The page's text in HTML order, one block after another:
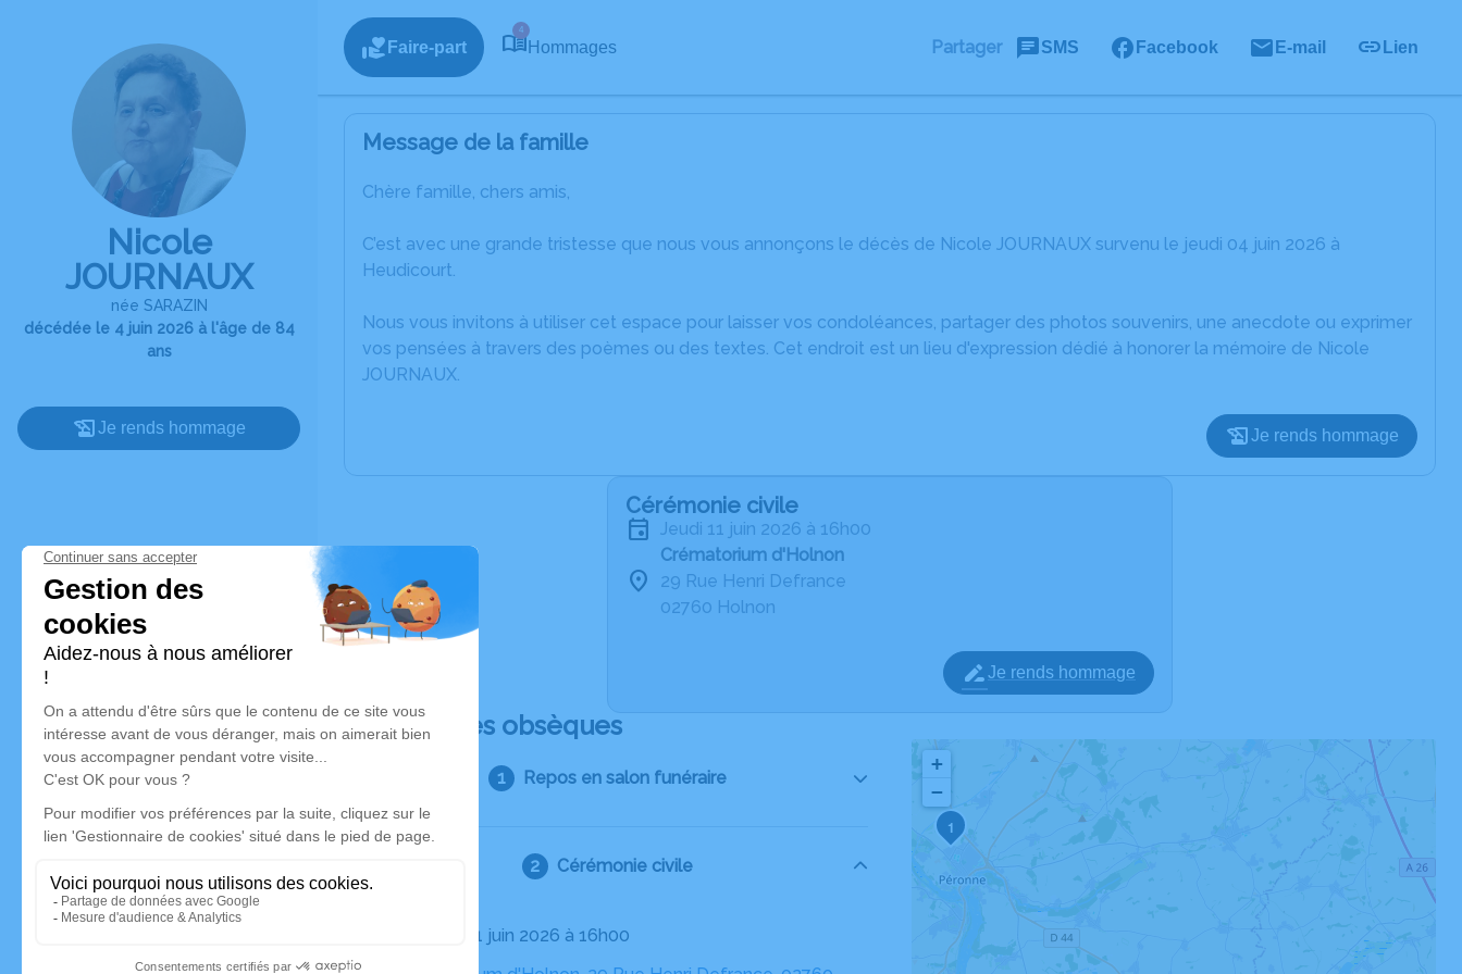
Nicole
JOURNAUX
née SARAZIN
décédée le 4 juin 2026 à l'âge de 84
ans
Je rends hommage
Faire-part
4
Hommages Partager SMS Facebook E-mail Lien
Message de la famille
Chère famille, chers amis,
C’est avec une grande tristesse que nous vous annonçons le décès de Nicole JOURNAUX survenu le jeudi 04 juin 2026 à
Heudicourt.
Nous vous invitons à utiliser cet espace pour laisser vos condoléances, partager des photos souvenirs, une anecdote ou exprimer
vos pensées à travers des poèmes ou des textes. Cet endroit est un lieu d'expression dédié à honorer la mémoire de Nicole
JOURNAUX.
Je rends hommage
Cérémonie civile
jeudi 11 juin 2026 à 16h00
Crématorium d'Holnon
29 Rue Henri Defrance
02760 Holnon
Je rends hommage
Déroulé des obsèques
Repos en salon funéraire
Cérémonie civile
Le jeudi 11 juin 2026 à 16h00
1
+
−